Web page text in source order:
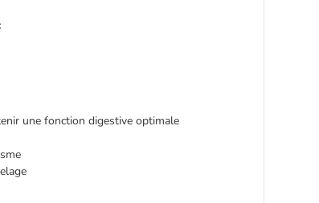
une fonction digestive optimale